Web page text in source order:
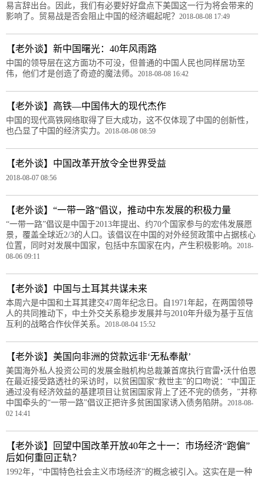
易言辞出台。因此，我们有必要好好盘点下美国这一行为将会带来的
影响了。贸易战是否会阻止中国的经济崛起呢？ 2018-08-08 17:49
【老外谈】新中国曙光：40年风雨路
中国的领导层在这方面功不可没，但普通的中国人民也同样居功至
伟，他们才是创造了奇迹的魔法师。 2018-08-08 16:42
【老外谈】高铁—中国伟大的现代杰作
中国的现代高铁网络取得了巨大成功，这不仅体现了中国的创新性，
也凸显了中国的经济实力。 2018-08-08 08:59
【老外谈】中国改革开放令全世界受益
2018-08-07 08:56
【老外谈】“一带一路”倡议，推动中东发展的积极力量
“一带一路”倡议是中国于2013年提出、约70个国家参与的宏伟发展愿
景，覆盖全球近2/3的人口。该倡议在中国的对外经贸政策中占据核心
位置，同时对发展中国家，包括中东国家在内，产生积极影响。 2018-
08-06 09:11
【老外谈】中国与土耳其共谋未来
本周六是中国和土耳其建交47周年纪念日。自1971年起，在两国领导
人的共同推动下，中土外交关系稳步发展并与2010年升级为基于互信
互利的战略合作伙伴关系。 2018-08-04 15:52
【老外谈】美国向非洲的贷款远非‘无私奉献’
美国海外私人投资公司的发展金融机构总裁兼首席执行官雷•沃什伯恩
在最近接受路透社的采访时，以贫困国家“救世主”的口吻说：“中国正
通过没有经济效益的基建项目让贫困国家背上了还不完的债务，”并称
中国牵头的“一带一路”倡议正把许多贫困国家诱入债务陷阱。 2018-08-
02 14:41
【老外谈】回望中国改革开放40年之十一：市场经济“跑偏”
后如何重回正轨？
1992年，“中国特色社会主义市场经济”的概念被引入。这实在是一种